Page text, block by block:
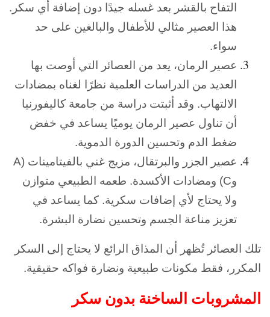
التفاح بالقشر بعد غسله جيدًا دون إضافة أي سكر.
هذا العصير مثالي للأطفال والبالغين على حد
سواء.
عصير الرمان، يعد من العصائر التي أوصت بها
العديد من الدراسات العلمية نظرًا لغناه بمضادات
الالتهاب. وقد أثبتت دراسة من جامعة كاليفورنيا
أن تناول عصير الرمان يوميًا يساعد في خفض
ضغط الدم وتحسين الدورة الدموية.
عصير الجزر والبرتقال،
مزيج غني بالفيتامينات (A
وC) ومضادات الأكسدة. طعمه الطبيعي متوازن
ولا يحتاج لأي إضافات سكرية. كما يساعد في
تعزيز مناعة الجسم وتحسين نضارة البشرة.
تلك العصائر تُظهر أن المذاق الرائع لا يحتاج إلى السكر
المكرر، فقط مكونات طبيعية ونضارة فواكه حقيقية.
المشروبات الساخنة بدون سكر